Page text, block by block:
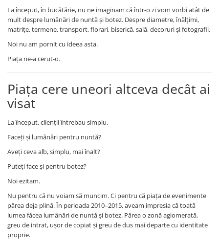
La început, în bucătărie, nu ne imaginam că într-o zi vom vorbi atât de
mult despre lumânări de nuntă și botez. Despre diametre, înălțimi,
matrițe, termene, transport, florari, biserică, sală, decoruri și fotografii.
Noi nu am pornit cu ideea asta.
Piața ne-a cerut-o.
Piața cere uneori altceva decât ai
visat
La început, clienții întrebau simplu.
Faceți și lumânări pentru nuntă?
Aveți ceva alb, simplu, mai înalt?
Puteți face și pentru botez?
Noi ezitam.
Nu pentru că nu voiam să muncim. Ci pentru că piața de evenimente
părea deja plină. În perioada 2010–2015, aveam impresia că toată
lumea făcea lumânări de nuntă și botez. Părea o zonă aglomerată,
greu de intrat, ușor de copiat și greu de dus mai departe cu identitate
proprie.